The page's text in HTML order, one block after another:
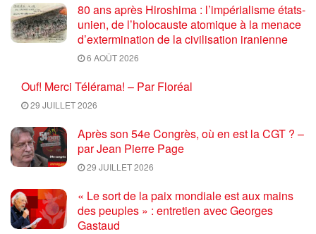
80 ans après Hiroshima : l’impérialisme états-
unien, de l’holocauste atomique à la menace
d’extermination de la civilisation iranienne
6 AOÛT 2026
Ouf! Merci Télérama! – Par Floréal
29 JUILLET 2026
Après son 54e Congrès, où en est la CGT ? –
par Jean Pierre Page
29 JUILLET 2026
« Le sort de la paix mondiale est aux mains
des peuples » : entretien avec Georges
Gastaud